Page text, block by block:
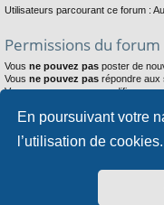
En poursuivant votre
l’utilisation de cookies.
Utilisateurs parcourant ce forum :
Permissions du forum
Vous ne pouvez pas poster de
Vous ne pouvez pas répondre aux
Vousne pouvez pasmodifier vos
Vousne pouvez pasjoindre des
Accueil Index du forum
Développé par